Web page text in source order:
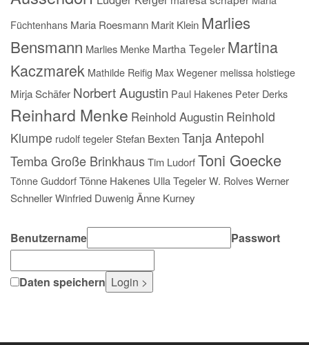
Füchtenhans Maria Roesmann Marit Klein Marlies
Bensmann Marlies Menke Martha Tegeler Martina
Kaczmarek Mathilde Reifig Max Wegener melissa holstiege
Mirja Schäfer Norbert Augustin Paul Hakenes Peter Derks
Reinhard Menke Reinhold Augustin Reinhold
Klumpe rudolf tegelerStefan BextenTanja Antepohl
Temba Große BrinkhausTim LudorfToni Goecke
Tönne GuddorfTönne Hakenes Ulla TegelerW. RolvesWerner
SchnellerWinfried DuwenigÄnne Kurney
Benutzername Passwort
Daten speichern